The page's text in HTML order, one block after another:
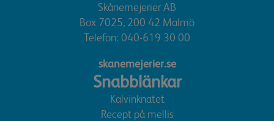
Skånemejerier AB
Box 7025, 200 42 Malmö
Telefon: 040-619 30 00
skanemejerier.se
Snabblänkar
Kalvinknatet
Recept på mellis